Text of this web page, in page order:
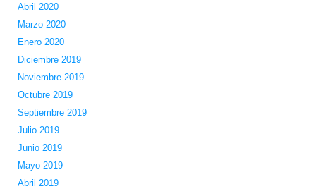
Abril 2020
Marzo 2020
Enero 2020
Diciembre 2019
Noviembre 2019
Octubre 2019
Septiembre 2019
Julio 2019
Junio 2019
Mayo 2019
Abril 2019